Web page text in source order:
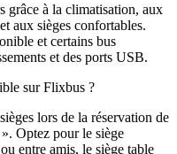
grâce à la climatisation, aux
aux sièges confortables.
et certains bus
et des ports USB.
sur Flixbus ?
lors de la réservation de
Optez pour le siège
entre amis, le siège table